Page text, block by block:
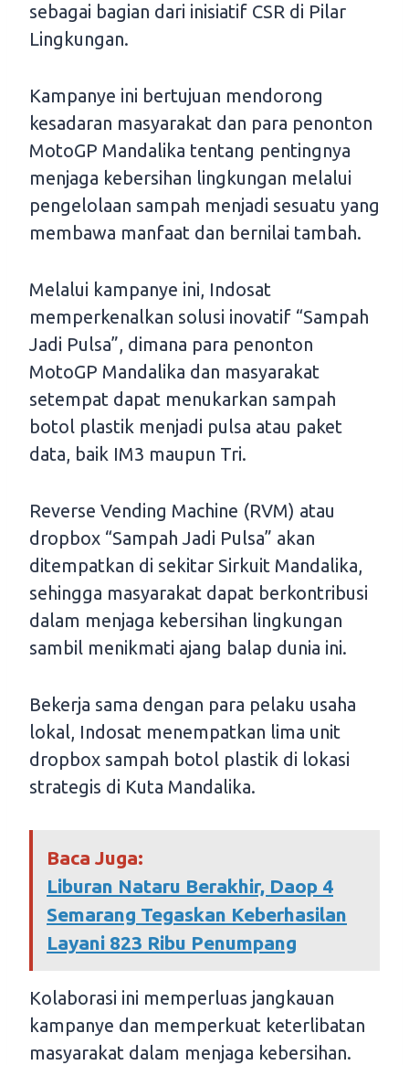
sebagai bagian dari inisiatif CSR di Pilar
Lingkungan.
Kampanye ini bertujuan mendorong
kesadaran masyarakat dan para penonton
MotoGP Mandalika tentang pentingnya
menjaga kebersihan lingkungan melalui
pengelolaan sampah menjadi sesuatu yang
membawa manfaat dan bernilai tambah.
Melalui kampanye ini, Indosat
memperkenalkan solusi inovatif “Sampah
Jadi Pulsa”, dimana para penonton
MotoGP Mandalika dan masyarakat
setempat dapat menukarkan sampah
botol plastik menjadi pulsa atau paket
data, baik IM3 maupun Tri.
Reverse Vending Machine (RVM) atau
dropbox “Sampah Jadi Pulsa” akan
ditempatkan di sekitar Sirkuit Mandalika,
sehingga masyarakat dapat berkontribusi
dalam menjaga kebersihan lingkungan
sambil menikmati ajang balap dunia ini.
Bekerja sama dengan para pelaku usaha
lokal, Indosat menempatkan lima unit
dropbox sampah botol plastik di lokasi
strategis di Kuta Mandalika.
Baca Juga:
Liburan Nataru Berakhir, Daop 4
Semarang Tegaskan Keberhasilan
Layani 823 Ribu Penumpang
Kolaborasi ini memperluas jangkauan
kampanye dan memperkuat keterlibatan
masyarakat dalam menjaga kebersihan.